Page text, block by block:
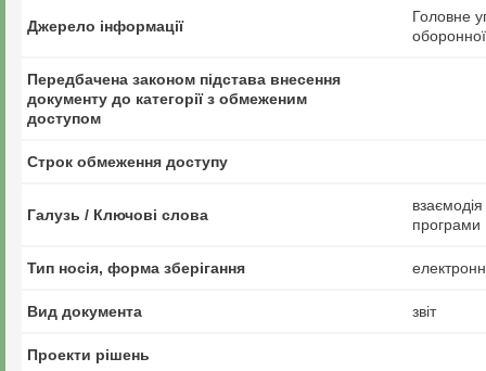
Джерело інформації
Головне
Передбачена законом підстава внесення
документу до категорії з обмеженим
доступом
Строк обмеження доступу
Галузь / Ключові слова
програми
Тип носія, форма зберігання
Вид документа звіт
Проекти рішень